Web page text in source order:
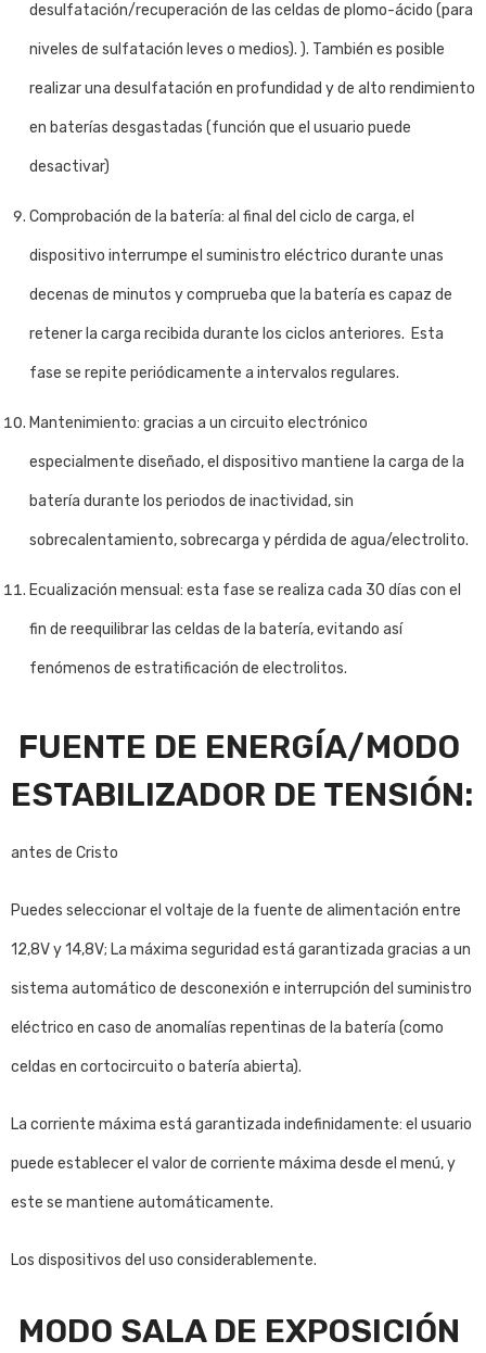
desulfatación/recuperación de las celdas de plomo-ácido (para
niveles de sulfatación leves o medios). ). También es posible
realizar una desulfatación en profundidad y de alto rendimiento
en baterías desgastadas (función que el usuario puede
desactivar)
Comprobación de la batería: al final del ciclo de carga, el
dispositivo interrumpe el suministro eléctrico durante unas
decenas de minutos y comprueba que la batería es capaz de
retener la carga recibida durante los ciclos anteriores. Esta
fase se repite periódicamente a intervalos regulares.
Mantenimiento: gracias a un circuito electrónico
especialmente diseñado, el dispositivo mantiene la carga de la
batería durante los periodos de inactividad, sin
sobrecalentamiento, sobrecarga y pérdida de agua/electrolito.
Ecualización mensual: esta fase se realiza cada 30 días con el
fin de reequilibrar las celdas de la batería, evitando así
fenómenos de estratificación de electrolitos.
FUENTE DE ENERGÍA/MODO
ESTABILIZADOR DE TENSIÓN:
antes de Cristo
Puedes seleccionar el voltaje de la fuente de alimentación entre
12,8V y 14,8V; La máxima seguridad está garantizada gracias a un
sistema automático de desconexión e interrupción del suministro
eléctrico en caso de anomalías repentinas de la batería (como
celdas en cortocircuito o batería abierta).
La corriente máxima está garantizada indefinidamente: el usuario
puede establecer el valor de corriente máxima desde el menú, y
este se mantiene automáticamente.
Los dispositivos del uso considerablemente.
MODO SALA DE EXPOSICIÓN